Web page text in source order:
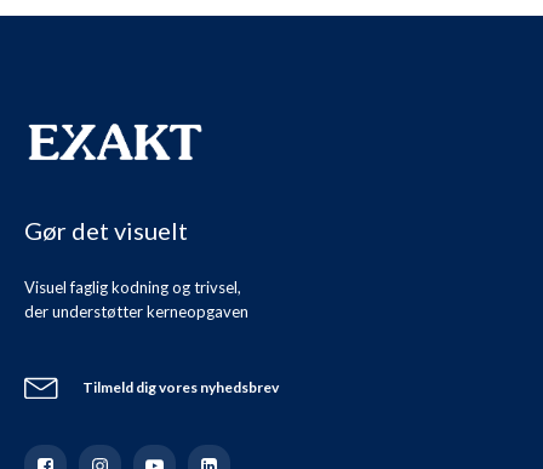
Gør det visuelt
Visuel faglig kodning og trivsel,
der understøtter kerneopgaven
Tilmeld dig vores nyhedsbrev